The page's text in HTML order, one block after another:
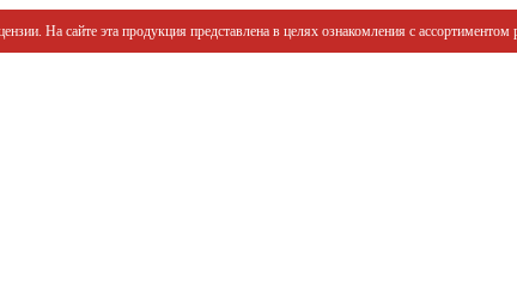
На сайте эта продукция представлена в целях ознакомления с ассортиментом